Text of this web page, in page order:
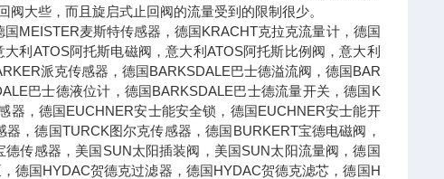
大些，而且旋启式止回阀的流量受到的限制很少。
MEISTER麦斯特传感器，德国KRACHT克拉克流量计，德国
利ATOS阿托斯电磁阀，意大利ATOS阿托斯比例阀，意大利
派克传感器，德国BARKSDALE巴士德溢流阀，德国BAR
巴士德液位计，德国BARKSDALE巴士德流量开关，德国K
，德国EUCHNER安士能安全锁，德国EUCHNER安士能开
，德国TURCK图尔克传感器，德国BURKERT宝德电磁阀，
传感器，美国SUN太阳插装阀，美国SUN太阳流量阀，德国
德国HYDAC贺德克过滤器，德国HYDAC贺德克滤芯，德国H